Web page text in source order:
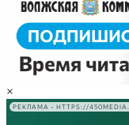
×
РЕКЛАМА • HTTPS://